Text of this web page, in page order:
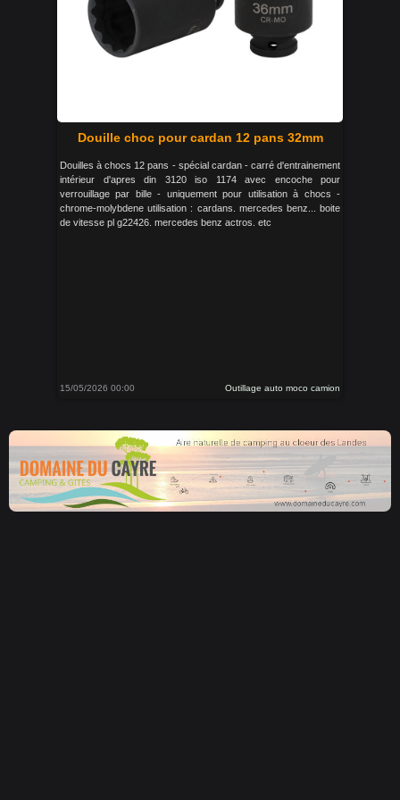
Douille choc pour cardan 12 pans 32mm
Douilles à chocs 12 pans - spécial cardan - carré d'entrainement
intérieur d'apres din 3120 iso 1174 avec encoche pour
verrouillage par bille - uniquement pour utilisation à chocs -
chrome-molybdene utilisation : cardans. mercedes benz... boite
de vitesse pl g22426. mercedes benz actros. etc
15/05/2026 00:00 Outillage auto moco camion